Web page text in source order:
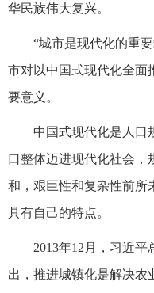
华民族伟大复兴。
“城市是现代化的重
市对以中国式现代化全面
要意义。
中国式现代化是人口
口整体迈进现代化社会，
和，艰巨性和复杂性前所
具有自己的特点。
2013年12月，习近
出，推进城镇化是解决农